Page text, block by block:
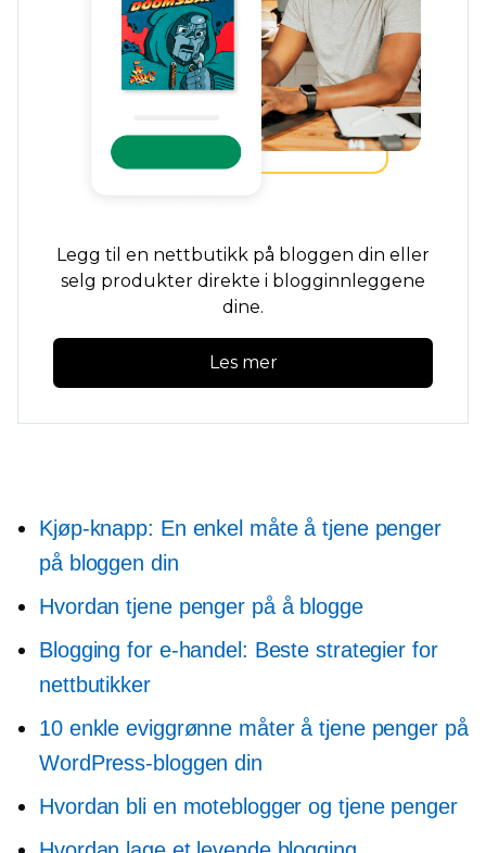
Legg til en nettbutikk på bloggen din eller
selg produkter direkte i blogginnleggene
dine.
Les mer
Kjøp-knapp: En enkel måte å tjene penger
på bloggen din
Hvordan tjene penger på å blogge
Blogging for e-handel: Beste strategier for
nettbutikker
10 enkle eviggrønne måter å tjene penger på
WordPress-bloggen din
Hvordan bli en moteblogger og tjene penger